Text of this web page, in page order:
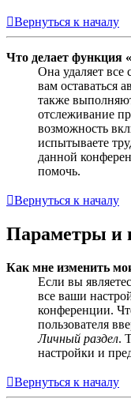
Вернуться к началу
Что делает функция
Она удаляет все
вам оставаться
также
отслеживание
возможность
испытываете
данной
помочь.
Вернуться к началу
Параметры и
Как мне изменить
Если вы
все ваши
конференции.
пользователя
Личный раздел.
настройки и
Вернуться к началу